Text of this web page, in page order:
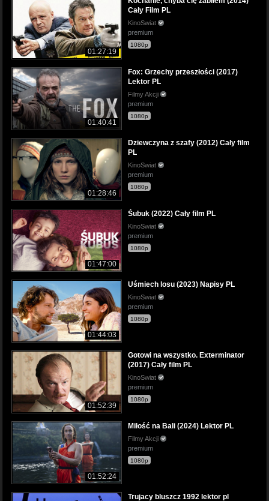
01:27:19
Cały Film PL
KinoSwiat
premium
1080p
01:40:41
Fox: Grzechy przeszłości (2017)
Lektor PL
Filmy Akcji
premium
1080p
01:28:46
Dziewczyna z szafy (2012) Cały film
PL
KinoSwiat
premium
1080p
01:47:00
Śubuk (2022) Cały film PL
KinoSwiat
premium
1080p
01:44:03
Uśmiech losu (2023) Napisy PL
KinoSwiat
premium
1080p
01:52:39
Gotowi na wszystko. Exterminator
(2017) Cały film PL
KinoSwiat
premium
1080p
01:52:24
Miłość na Bali (2024) Lektor PL
Filmy Akcji
premium
1080p
Trujacy bluszcz 1992 lektor pl